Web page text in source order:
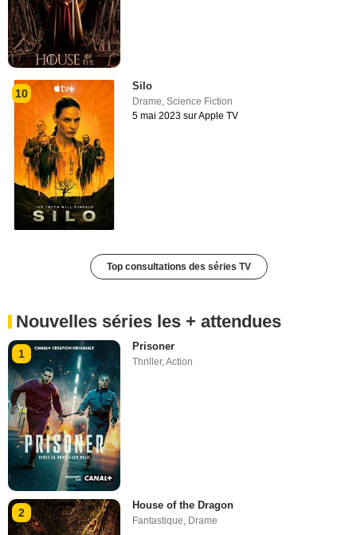
10
Silo
Drame,Science Fiction
5 mai 2023 sur Apple TV
Top consultations des séries TV
Nouvelles séries les + attendues
1
Prisoner
Thriller,Action
2
House of the Dragon
Fantastique Drame